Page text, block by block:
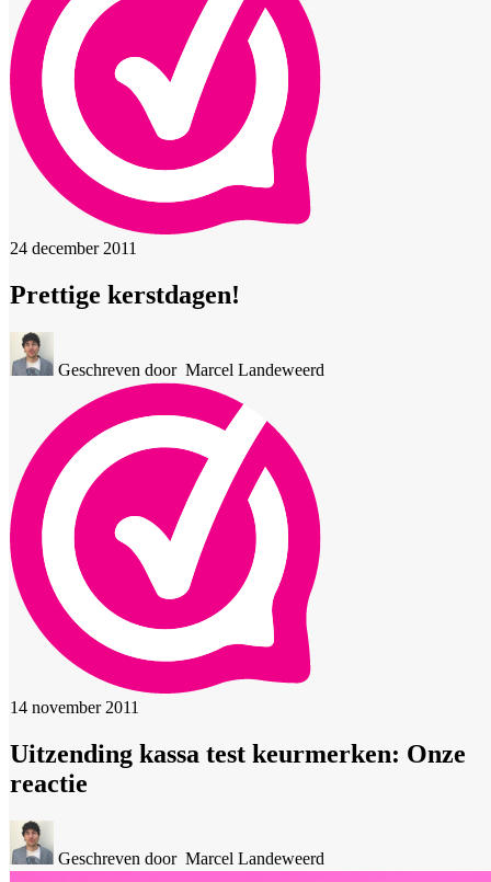
24 december 2011
Prettige kerstdagen!
Geschreven door Marcel Landeweerd
14 november 2011
Uitzending kassa test keurmerken: Onze
reactie
Geschreven door Marcel Landeweerd